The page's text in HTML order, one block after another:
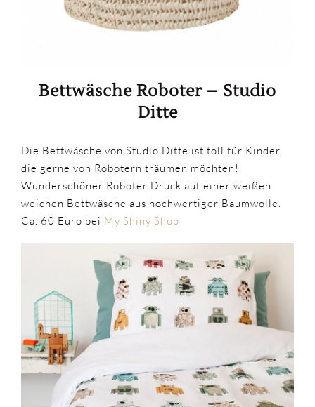
Bettwäsche Roboter – Studio
Ditte
Die Bettwäsche von Studio Ditte ist toll für Kinder,
die gerne von Robotern träumen möchten!
Wunderschöner Roboter Druck auf einer weißen
weichen Bettwäsche aus hochwertiger Baumwolle.
Ca. 60 Euro bei My Shiny Shop